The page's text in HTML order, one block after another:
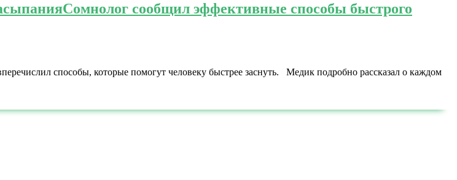
Сомнолог сообщил эффективные способы быстрого
способы, которые помогут человеку быстрее заснуть. Медик подробно рассказал о каждом